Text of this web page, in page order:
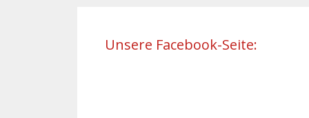
Unsere Facebook-Seite: